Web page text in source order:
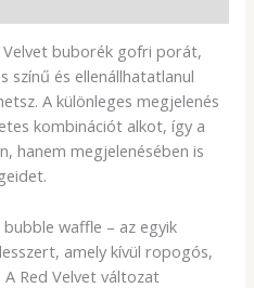
Velvet buborék gofri porát,
színű és ellenállhatatlanul
A különleges megjelenés
kombinációt alkot, így a
hanem megjelenésében is
waffle – az egyik
amely kívül ropogós,
A Red Velvet változat